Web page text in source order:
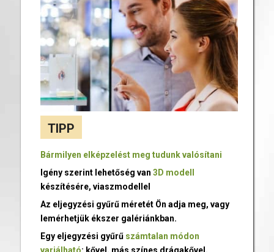
TIPP
Bármilyen elképzelést meg tudunk valósítani
Igény szerint lehetőség van 3D modell
készítésére, viaszmodellel
Az eljegyzési gyűrű méretét Ön adja meg, vagy
lemérhetjük ékszer galériánkban.
Egy eljegyzési gyűrű számtalan módon